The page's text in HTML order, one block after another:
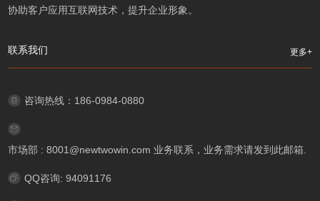
协助客户应用互联网技术，提升企业形象。
联系我们 更多+
咨询热线：186-0984-0880
市场部 : 8001@newtwowin.com 业务联系，业务需求请发到此邮箱.
QQ咨询: 94091176